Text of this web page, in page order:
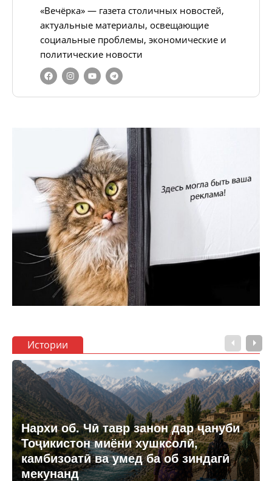
«Вечёрка» — газета столичных новостей,
актуальные материалы, освещающие
социальные проблемы, экономические и
политические новости
Истории
Нархи об. Чӣ тавр занон дар ҷануби
Тоҷикистон миёни хушксолӣ,
камбизоатӣ ва умед ба об зиндагӣ
мекунанд